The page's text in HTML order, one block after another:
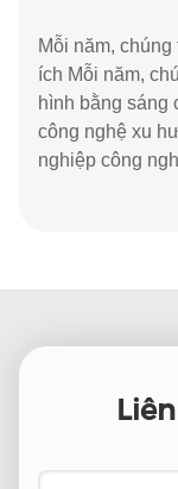
Mỗi năm,
ích Mỗi năm,
hình bằng sáng
công nghệ xu
nghiệp công